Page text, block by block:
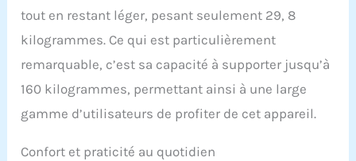
offre un pédalage fluide
et discret. Idéal pour les
appartements et les
espaces partagés, il vous
permet de vous entraîner
déranger votre entourage.
EN TEMPS RÉEL : L’écran
tout en restant léger, pesant seulement 29, 8
kilogrammes. Ce qui est particulièrement
remarquable, c’est sa capacité à supporter jusqu’à
160 kilogrammes, permettant ainsi à une large
gamme d’utilisateurs de profiter de cet appareil.
Confort et praticité au quotidien